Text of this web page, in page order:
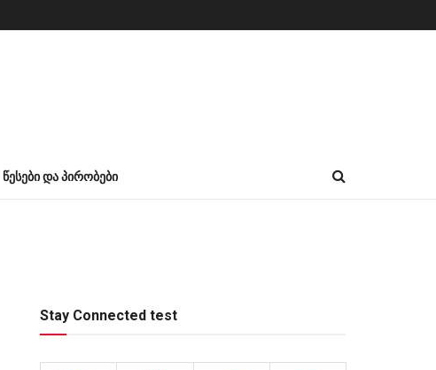
ᲬᲔᲡᲔᲑᲘ ᲓᲐ ᲞᲘᲠᲝᲑᲔᲑᲘ
Stay Connected test